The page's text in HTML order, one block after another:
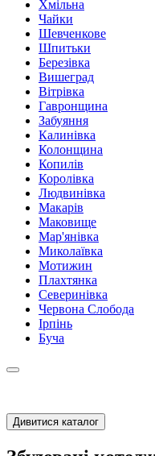
Хмільна
Чайки
Шевченкове
Шпитьки
Березівка
Вишеград
Вітрівка
Гавронщина
Забуяння
Калинівка
Колонщина
Копилів
Королівка
Людвинівка
Макарів
Маковище
Мар'янівка
Миколаївка
Мотижин
Плахтянка
Северинівка
Червона Слобода
Ірпінь
Буча
Дивитися каталог